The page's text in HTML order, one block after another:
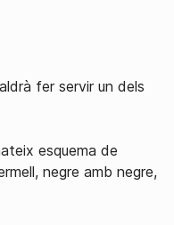
fer servir un dels
esquema de
negre amb negre,